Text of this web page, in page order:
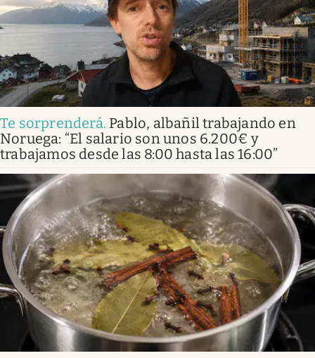
Te sorprenderá. Pablo, albañil trabajando en
Noruega: “El salario son unos 6.200€ y
trabajamos desde las 8:00 hasta las 16:00”